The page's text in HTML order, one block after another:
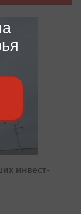
инвест-